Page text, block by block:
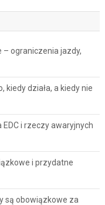
– ograniczenia jazdy,
działa, a kiedy nie
i rzeczy awaryjnych
i przydatne
są obowiązkowe za